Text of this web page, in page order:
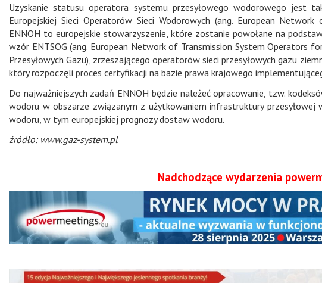
Uzyskanie statusu operatora systemu przesyłowego wodorowego jest
Europejskiej Sieci Operatorów Sieci Wodorowych (ang. European
ENNOH to europejskie stowarzyszenie, które zostanie powołane na
wzór ENTSOG (ang. European Network of Transmission System Operators
Przesyłowych Gazu), zrzeszającego operatorów sieci przesyłowych gazu
który rozpoczęli proces certyfikacji na bazie prawa krajowego
Do najważniejszych zadań ENNOH będzie należeć opracowanie, tzw.
wodoru w obszarze związanym z użytkowaniem infrastruktury przesyłowej
wodoru, w tym europejskiej prognozy dostaw wodoru.
źródło: www.gaz-system.pl
Nadchodzące wydarzenia